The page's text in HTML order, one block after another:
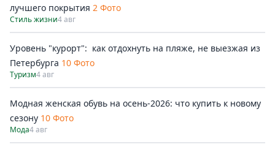
лучшего покрытия 2 Фото
Стиль жизни4 авг
Уровень "курорт": как отдохнуть на пляже, не выезжая из
Петербурга 10 Фото
Туризм4 авг
Модная женская обувь на осень-2026: что купить к новому
сезону 10 Фото
Мода4 авг